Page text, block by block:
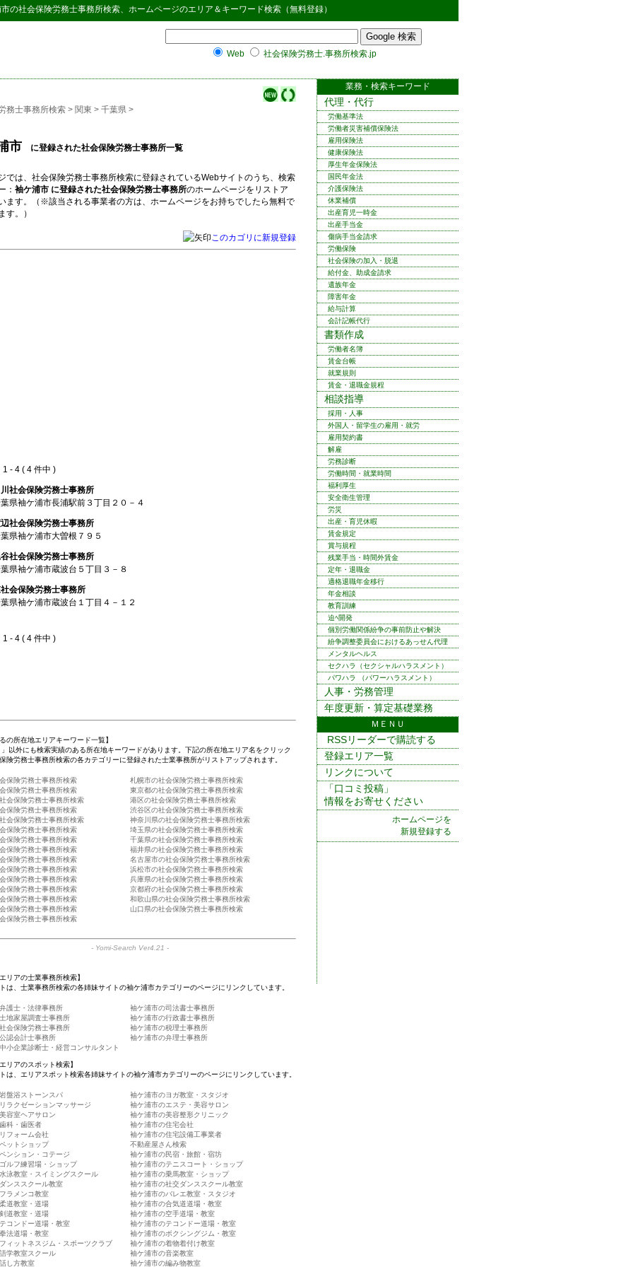
の社会保険労務士事務所検索、ホームページのエリア＆キーワード検索（無料登録）
Web 社会保険労務士.事務所検索.jp
務士事務所検索 > 関東 > 千葉県 >
市 に登録された社会保険労務士事務所一覧
では、社会保険労務士事務所検索に登録されているWebサイトのうち、検索
： 袖ケ浦市 に登録された社会保険労務士事務所のホームページをリストア
ます。（※該当される事業者の方は、ホームページをお持ちでしたら無料で
す。）
このカゴリに新規登録
4 ( 4 件中 )
社会保険労務士事務所
県袖ケ浦市長浦駅前３丁目２０－４
社会保険労務士事務所
県袖ケ浦市大曽根７９５
社会保険労務士事務所
県袖ケ浦市蔵波台５丁目３－８
会保険労務士事務所
県袖ケ浦市蔵波台１丁目４－１２
4 ( 4 件中 )
の所在地エリアキーワード一覧】
以外にも検索実績のある所在地キーワードがあります。下記の所在地エリア名をクリック
険労務士事務所検索の各カテゴリーに登録された士業事務所がリストアップされます。
保険労務士事務所検索
札幌市の社会保険労務士事務所検索
保険労務士事務所検索
東京都の社会保険労務士事務所検索
会保険労務士事務所検索
港区の社会保険労務士事務所検索
保険労務士事務所検索
渋谷区の社会保険労務士事務所検索
会保険労務士事務所検索
神奈川県の社会保険労務士事務所検索
保険労務士事務所検索
埼玉県の社会保険労務士事務所検索
保険労務士事務所検索
千葉県の社会保険労務士事務所検索
保険労務士事務所検索
福井県の社会保険労務士事務所検索
保険労務士事務所検索
名古屋市の社会保険労務士事務所検索
保険労務士事務所検索
浜松市の社会保険労務士事務所検索
保険労務士事務所検索
兵庫県の社会保険労務士事務所検索
保険労務士事務所検索
京都府の社会保険労務士事務所検索
保険労務士事務所検索
和歌山県の社会保険労務士事務所検索
保険労務士事務所検索
山口県の社会保険労務士事務所検索
保険労務士事務所検索
- Yomi-Search Ver4.21 -
リアの士業事務所検索】
は、士業事務所検索の各姉妹サイトの袖ケ浦市カテゴリーのページにリンクしています。
護士・法律事務所
袖ケ浦市の司法書士事務所
地家屋調査士事務所
袖ケ浦市の行政書士事務所
会保険労務士事務所
袖ケ浦市の税理士事務所
認会計士事務所
袖ケ浦市の弁理士事務所
小企業診断士・経営コンサルタント
リアのスポット検索】
は、エリアスポット検索各姉妹サイトの袖ケ浦市カテゴリーのページにリンクしています。
盤浴ストーンスパ
袖ケ浦市のヨガ教室・スタジオ
ラクゼーションマッサージ
袖ケ浦市のエステ・美容サロン
容室ヘアサロン
袖ケ浦市の美容整形クリニック
科・歯医者
袖ケ浦市の住宅会社
フォーム会社
袖ケ浦市の住宅設備工事業者
ットショップ
不動産屋さん検索
ンション・コテージ
袖ケ浦市の民宿・旅館・宿坊
ルフ練習場・ショップ
袖ケ浦市のテニスコート・ショップ
泳教室・スイミングスクール
袖ケ浦市の乗馬教室・ショップ
ンススクール教室
袖ケ浦市の社交ダンススクール教室
ラメンコ教室
袖ケ浦市のバレエ教室・スタジオ
道教室・道場
袖ケ浦市の合気道道場・教室
道教室・道場
袖ケ浦市の空手道場・教室
コンドー道場・教室
袖ケ浦市のテコンドー道場・教室
法道場・教室
袖ケ浦市のボクシングジム・教室
ィットネスジム・スポーツクラブ
袖ケ浦市の着物着付け教室
学教室スクール
袖ケ浦市の音楽教室
し方教室
袖ケ浦市の編み物教室
業務・検索キーワード
代理・代行
労働基準法
労働者災害補償保険法
雇用保険法
健康保険法
厚生年金保険法
国民年金法
介護保険法
休業補償
出産育児一時金
出産手当金
傷病手当金請求
労働保険
社会保険の加入・脱退
給付金、助成金請求
遺族年金
障害年金
給与計算
会計記帳代行
書類作成
労働者名簿
賃金台帳
就業規則
賃金・退職金規程
相談指導
採用・人事
外国人・留学生の雇用・就労
雇用契約書
解雇
労務診断
労働時間・就業時間
福利厚生
安全衛生管理
労災
出産・育児休暇
賃金規定
賞与規程
残業手当・時間外賃金
定年・退職金
適格退職年金移行
年金相談
教育訓練
迫ﾍ開発
個別労働関係紛争の事前防止や解決
紛争調整委員会におけるあっせん代理
メンタルヘルス
セクハラ（セクシャルハラスメント）
パワハラ （パワーハラスメント）
人事・労務管理
年度更新・算定基礎業務
ＭＥＮＵ
RSSリーダーで購読する
登録エリア一覧
リンクについて
「口コミ投稿」
情報をお寄せください
ホームページを
新規登録する